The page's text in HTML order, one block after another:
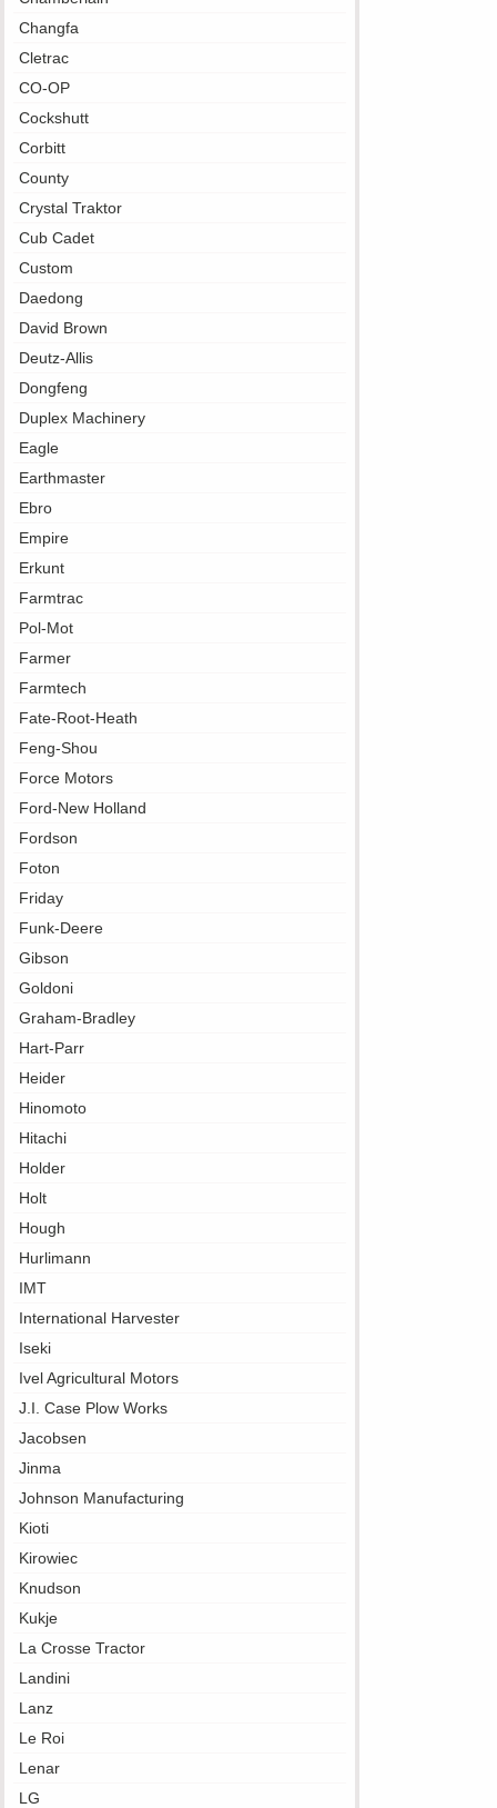
Changfa
Cletrac
CO-OP
Cockshutt
Corbitt
County
Crystal Traktor
Cub Cadet
Custom
Daedong
David Brown
Deutz-Allis
Dongfeng
Duplex Machinery
Eagle
Earthmaster
Ebro
Empire
Erkunt
Farmtrac
Pol-Mot
Farmer
Farmtech
Fate-Root-Heath
Feng-Shou
Force Motors
Ford-New Holland
Fordson
Foton
Friday
Funk-Deere
Gibson
Goldoni
Graham-Bradley
Hart-Parr
Heider
Hinomoto
Hitachi
Holder
Holt
Hough
Hurlimann
IMT
International Harvester
Iseki
Ivel Agricultural Motors
J.I. Case Plow Works
Jacobsen
Jinma
Johnson Manufacturing
Kioti
Kirowiec
Knudson
Kukje
La Crosse Tractor
Landini
Lanz
Le Roi
Lenar
LG